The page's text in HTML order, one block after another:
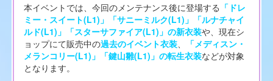
本イベントでは、今回のメンテナンス後に登場する 「ドレ
ミー・スイート(L1)」「サニーミルク(L1)」「ルナチャイ
ルド(L1)」「スターサファイア(L1)」の新衣装や、現在シ
ョップにて販売中の過去のイベント衣装、
「メディスン・
メランコリー(L1)」「鍵山雛(L1)」の転生衣装などが対象
となります。